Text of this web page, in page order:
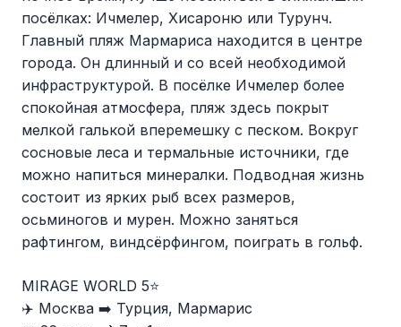
посёлках: Ичмелер, Хисароню или Турунч.
Главный пляж Мармариса находится в центре
города. Он длинный и со всей необходимой
инфраструктурой. В посёлке Ичмелер более
спокойная атмосфера, пляж здесь покрыт
мелкой галькой вперемешку с песком. Вокруг
сосновые леса и термальные источники, где
можно напиться минералки. Подводная жизнь
состоит из ярких рыб всех размеров,
осьминогов и мурен. Можно заняться
рафтингом, виндсёрфингом, поиграть в гольф.
MIRAGE WORLD 5⭐️
✈️ Москва ➡️ Турция, Мармарис